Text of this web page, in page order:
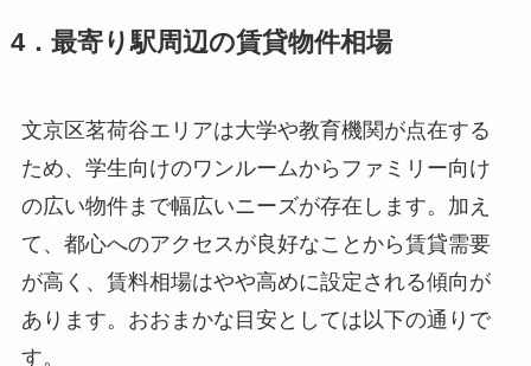
4．最寄り駅周辺の賃貸物件相場
文京区茗荷谷エリアは大学や教育機関が点在する
ため、学生向けのワンルームからファミリー向け
の広い物件まで幅広いニーズが存在します。加え
て、都心へのアクセスが良好なことから賃貸需要
が高く、賃料相場はやや高めに設定される傾向が
あります。おおまかな目安としては以下の通りで
す。